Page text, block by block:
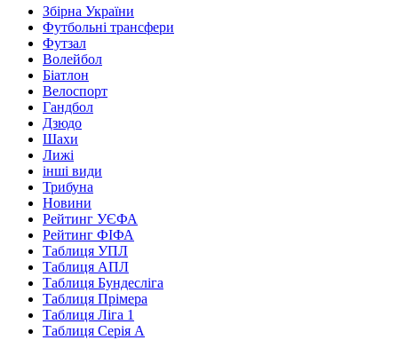
Збірна України
Футбольні трансфери
Футзал
Волейбол
Біатлон
Велоспорт
Гандбол
Дзюдо
Шахи
Лижі
інші види
Трибуна
Новини
Рейтинг УЄФА
Рейтинг ФІФА
Таблиця УПЛ
Таблиця АПЛ
Таблиця Бундесліга
Таблиця Прімера
Таблиця Ліга 1
Таблиця Серія А